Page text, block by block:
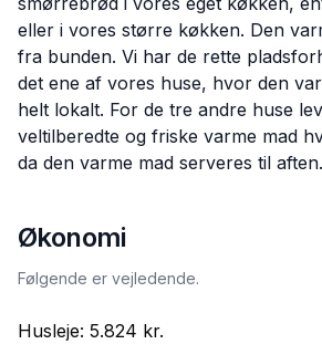
eller i vores større køkken. Den
fra bunden. Vi har de rette
det ene af vores huse, hvor den
helt lokalt. For de tre andre huse
veltilberedte og friske varme mad
da den varme mad serveres til aften.
Økonomi
Følgende er vejledende.
Husleje: 5.824 kr.